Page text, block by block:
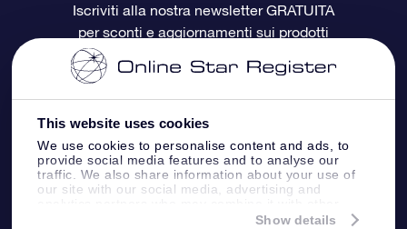
This website uses cookies
We use cookies to personalise content and ads, to
provide social media features and to analyse our
traffic. We also share information about your use of
our site with our social media, advertising and
information that you’ve provided to them or that
Show details
OSR Recensioni
Gift Card OSR
Doni aziendali
Star Page personalizzata
One Million Stars
OSR Starsaver
App VR ‘Fly me to the stars’
Informazioni di Pagamento
Politica di reso
Costellazioni
Iscriviti alla nostra newsletter GRATUITA
per sconti e aggiornamenti sui prodotti